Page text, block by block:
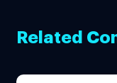
Related